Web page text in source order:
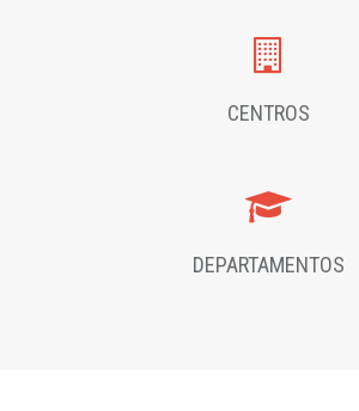
CENTROS
DEPARTAMENTOS